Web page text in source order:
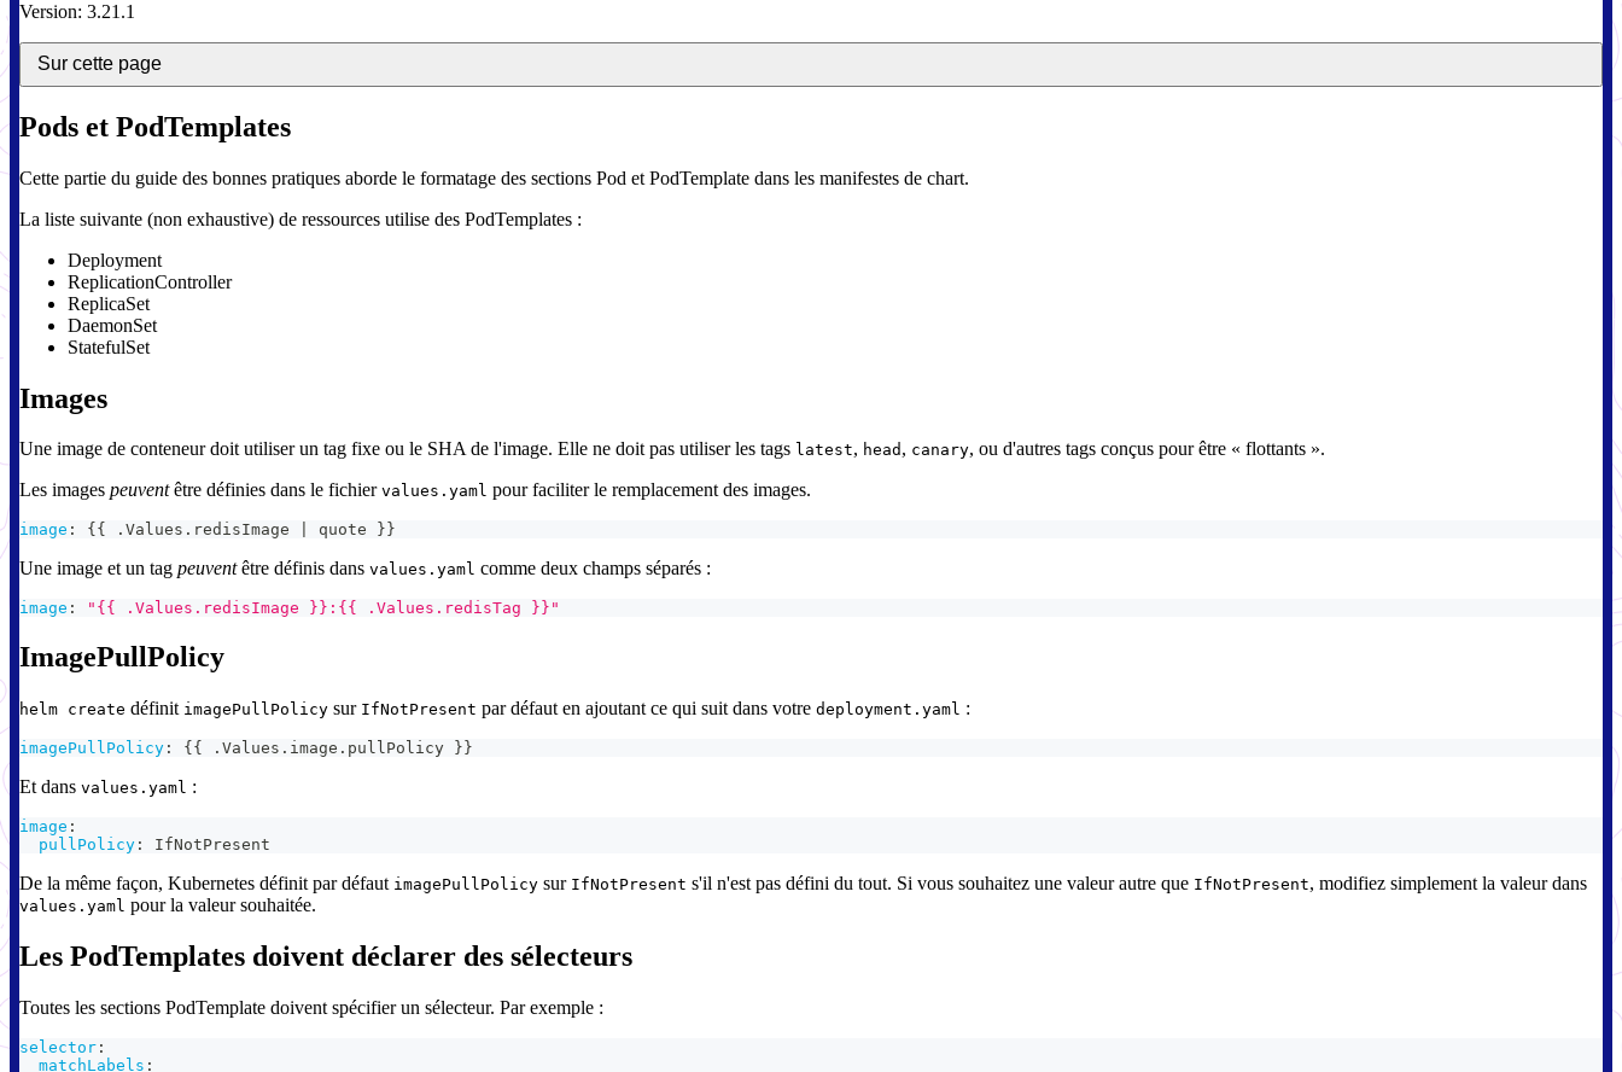
Version: 3.21.1
Sur cette page
Pods et PodTemplates
Cette partie du guide des bonnes pratiques aborde le formatage des sections Pod et PodTemplate dans les manifestes de chart.
La liste suivante (non exhaustive) de ressources utilise des PodTemplates :
Deployment
ReplicationController
ReplicaSet
DaemonSet
StatefulSet
Images
Une image de conteneur doit utiliser un tag fixe ou le SHA de l'image. Elle ne doit pas utiliser les tags latest, head , canary, ou d'autres tags conçus pour être « flottants ».
Les images peuventêtre définies dans le fichier values.yaml pour faciliter le remplacement des images.
image : { { .Values.redisImage quote } }
Une image et un tag peuventêtre définis dans values.yaml comme deux champs séparés :
image : "{{ .Values.redisImage }}:{{ .Values.redisTag }}"
ImagePullPolicy
helm create définit imagePullPolicy sur IfNotPresent par défaut en ajoutant ce qui suit dans votre deployment.yaml :
imagePullPolicy : { { .Values.image.pullPolicy } }
Et dans values.yaml :
image :
pullPolicy : IfNotPresent
De la même façon, Kubernetes définit par défaut imagePullPolicy sur IfNotPresent s'il n'est pas défini du tout. Si vous souhaitez une valeur autre que IfNotPresent, modifiez simplement la valeur dans
values.yaml pour la valeur souhaitée.
Les PodTemplates doivent déclarer des sélecteurs
Toutes les sections PodTemplate doivent spécifier un sélecteur. Par exemple :
selector :
matchLabels :